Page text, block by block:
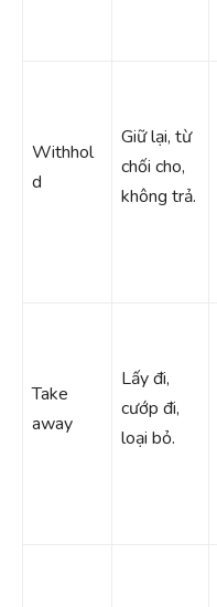
Withhol
d
Giữ lại, từ
chối cho,
không trả.
Take
away
Lấy đi,
cướp đi,
loại bỏ.